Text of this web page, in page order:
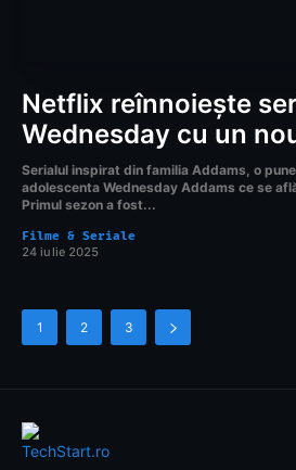
Netflix reînnoiește
Wednesday cu un
Serialul inspirat din familia Addams, o
adolescenta Wednesday Addams ce se
Primul sezon a fost...
Filme & Seriale
24 iulie 2025
1 2 3